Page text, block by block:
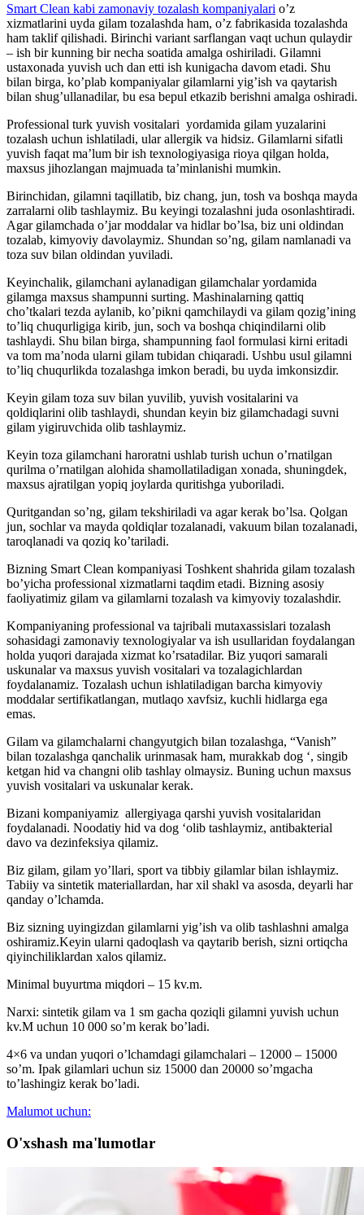
Smart Clean kabi zamonaviy tozalash kompaniyalari o’z
xizmatlarini uyda gilam tozalashda ham, o’z fabrikasida tozalashda
ham taklif qilishadi. Birinchi variant sarflangan vaqt uchun qulaydir
– ish bir kunning bir necha soatida amalga oshiriladi. Gilamni
ustaxonada yuvish uch dan etti ish kunigacha davom etadi. Shu
bilan birga, ko’plab kompaniyalar gilamlarni yig’ish va qaytarish
bilan shug’ullanadilar, bu esa bepul etkazib berishni amalga oshiradi.
Professional turk yuvish vositalari yordamida gilam yuzalarini
tozalash uchun ishlatiladi, ular allergik va hidsiz. Gilamlarni sifatli
yuvish faqat ma’lum bir ish texnologiyasiga rioya qilgan holda,
maxsus jihozlangan majmuada ta’minlanishi mumkin.
Birinchidan, gilamni taqillatib, biz chang, jun, tosh va boshqa mayda
zarralarni olib tashlaymiz. Bu keyingi tozalashni juda osonlashtiradi.
Agar gilamchada o’jar moddalar va hidlar bo’lsa, biz uni oldindan
tozalab, kimyoviy davolaymiz. Shundan so’ng, gilam namlanadi va
toza suv bilan oldindan yuviladi.
Keyinchalik, gilamchani aylanadigan gilamchalar yordamida
gilamga maxsus shampunni surting. Mashinalarning qattiq
cho’tkalari tezda aylanib, ko’pikni qamchilaydi va gilam qozig’ining
to’liq chuqurligiga kirib, jun, soch va boshqa chiqindilarni olib
tashlaydi. Shu bilan birga, shampunning faol formulasi kirni eritadi
va tom ma’noda ularni gilam tubidan chiqaradi. Ushbu usul gilamni
to’liq chuqurlikda tozalashga imkon beradi, bu uyda imkonsizdir.
Keyin gilam toza suv bilan yuvilib, yuvish vositalarini va
qoldiqlarini olib tashlaydi, shundan keyin biz gilamchadagi suvni
gilam yigiruvchida olib tashlaymiz.
Keyin toza gilamchani haroratni ushlab turish uchun o’rnatilgan
qurilma o’rnatilgan alohida shamollatiladigan xonada, shuningdek,
maxsus ajratilgan yopiq joylarda quritishga yuboriladi.
Quritgandan so’ng, gilam tekshiriladi va agar kerak bo’lsa. Qolgan
jun, sochlar va mayda qoldiqlar tozalanadi, vakuum bilan tozalanadi,
taroqlanadi va qoziq ko’tariladi.
Bizning Smart Clean kompaniyasi Toshkent shahrida gilam tozalash
bo’yicha professional xizmatlarni taqdim etadi. Bizning asosiy
faoliyatimiz gilam va gilamlarni tozalash va kimyoviy tozalashdir.
Kompaniyaning professional va tajribali mutaxassislari tozalash
sohasidagi zamonaviy texnologiyalar va ish usullaridan foydalangan
holda yuqori darajada xizmat ko’rsatadilar. Biz yuqori samarali
uskunalar va maxsus yuvish vositalari va tozalagichlardan
foydalanamiz. Tozalash uchun ishlatiladigan barcha kimyoviy
moddalar sertifikatlangan, mutlaqo xavfsiz, kuchli hidlarga ega
emas.
Gilam va gilamchalarni changyutgich bilan tozalashga, “Vanish”
bilan tozalashga qanchalik urinmasak ham, murakkab dog ‘, singib
ketgan hid va changni olib tashlay olmaysiz. Buning uchun maxsus
yuvish vositalari va uskunalar kerak.
Bizani kompaniyamiz allergiyaga qarshi yuvish vositalaridan
foydalanadi. Noodatiy hid va dog ‘olib tashlaymiz, antibakterial
davo va dezinfeksiya qilamiz.
Biz gilam, gilam yo’llari, sport va tibbiy gilamlar bilan ishlaymiz.
Tabiiy va sintetik materiallardan, har xil shakl va asosda, deyarli har
qanday o’lchamda.
Biz sizning uyingizdan gilamlarni yig’ish va olib tashlashni amalga
oshiramiz.Keyin ularni qadoqlash va qaytarib berish, sizni ortiqcha
qiyinchiliklardan xalos qilamiz.
Minimal buyurtma miqdori – 15 kv.m.
Narxi: sintetik gilam va 1 sm gacha qoziqli gilamni yuvish uchun
kv.M uchun 10 000 so’m kerak bo’ladi.
4×6 va undan yuqori o’lchamdagi gilamchalari – 12000 – 15000
so’m. Ipak gilamlari uchun siz 15000 dan 20000 so’mgacha
to’lashingiz kerak bo’ladi.
Мalumot uchun:
O'xshash ma'lumotlar